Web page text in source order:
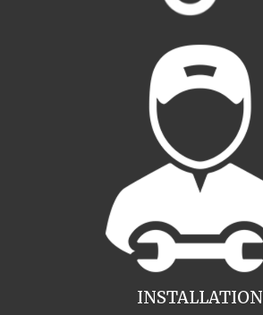
INSTALLATION